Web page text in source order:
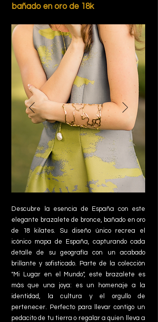
bañado en oro de 18k
Descubre la esencia de España con este
elegante brazalete de bronce, bañado en oro
de 18 kilates. Su diseño único recrea el
icónico mapa de España, capturando cada
detalle de su geografía con un acabado
brillante y sofisticado. Parte de la colección
"Mi Lugar en el Mundo", este brazalete es
más que una joya: es un homenaje a la
identidad, la cultura y el orgullo de
pertenecer. Perfecto para llevar contigo un
pedacito de tu tierra o regalar a quien lleva a